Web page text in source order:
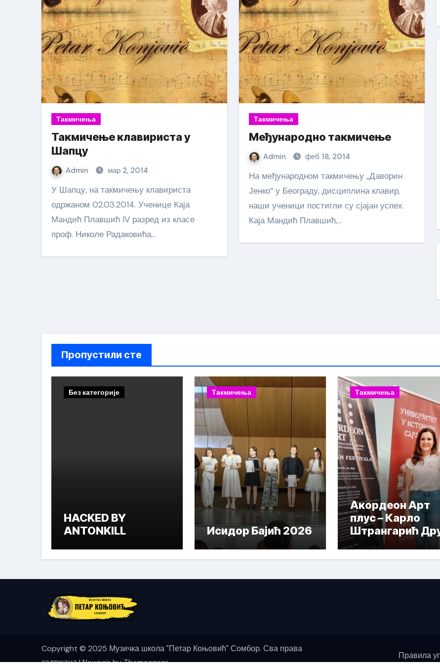
Такмичења
Такмичење клавириста у
Шапцу
Admin мар 2, 2014
У Шапцу, на такмичењу клавириста
одржаном 02.03.2014. Ученице Каја
Мандић Плавшић IV разред из класе
проф. Николе Радаковића…
Такмичења
Међународно такмичење
Admin феб 18, 2014
На међународном такмичењу „Даворин
Јенко“ у Београду, дисциплина клавир,
наши ученици постигли су сјајан успех.
Каја Мандић Плавшић,…
Пропустили сте
Без категорије
HACKED BY
ANTONKILL
Такмичења
Исидор Бајић 2026
Такмичења
Акордеон Арт
плус – Карло
Штрангарић
Награда
Copyright © 2025 Музичка школа "Петар Коњовић" Сомбор. Сва права
Правила